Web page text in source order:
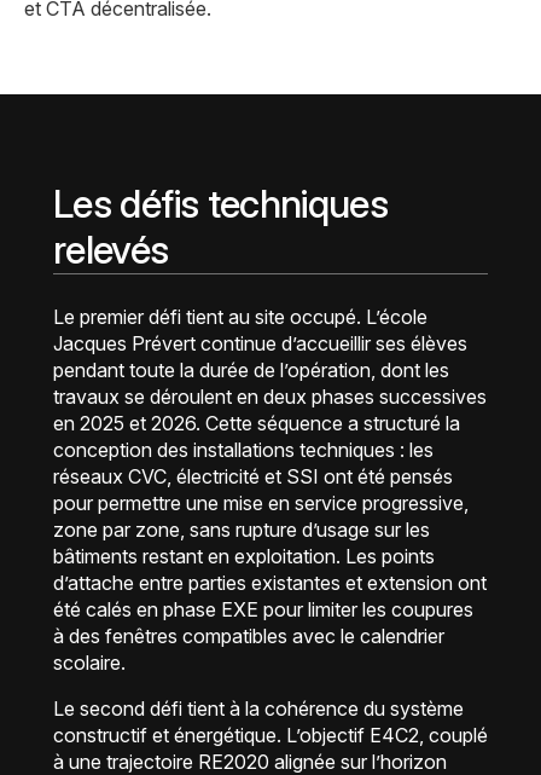
et CTA décentralisée.
Les défis techniques
relevés
Le premier défi tient au site occupé. L’école
Jacques Prévert continue d’accueillir ses élèves
pendant toute la durée de l’opération, dont les
travaux se déroulent en deux phases successives
en 2025 et 2026. Cette séquence a structuré la
conception des installations techniques : les
réseaux CVC, électricité et SSI ont été pensés
pour permettre une mise en service progressive,
zone par zone, sans rupture d’usage sur les
bâtiments restant en exploitation. Les points
d’attache entre parties existantes et extension ont
été calés en phase EXE pour limiter les coupures
à des fenêtres compatibles avec le calendrier
scolaire.
Le second défi tient à la cohérence du système
constructif et énergétique. L’objectif E4C2, couplé
à une trajectoire RE2020 alignée sur l’horizon